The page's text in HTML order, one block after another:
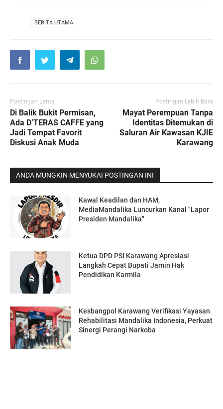
BERITA UTAMA
Postingan Lama
Di Balik Bukit Permisan,
Ada D’TERAS CAFFE yang
Jadi Tempat Favorit
Diskusi Anak Muda
Postingan Lebih Baru
Mayat Perempuan Tanpa
Identitas Ditemukan di
Saluran Air Kawasan KJIE
Karawang
ANDA MUNGKIN MENYUKAI POSTINGAN INI
Kawal Keadilan dan HAM,
MediaMandalika Luncurkan Kanal "Lapor
Presiden Mandalika"
Ketua DPD PSI Karawang Apresiasi
Langkah Cepat Bupati Jamin Hak
Pendidikan Karmila
Kesbangpol Karawang Verifikasi Yayasan
Rehabilitasi Mandalika Indonesia, Perkuat
Sinergi Perangi Narkoba